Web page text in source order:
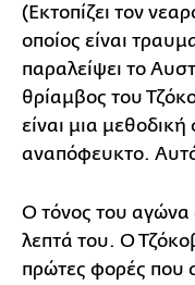
(Εκτοπίζει τον
οποίος είναι
παραλείψει το
θρίαμβος του
είναι μια
αναπόφευκτο.
Ο τόνος του αγώνα
λεπτά του. Ο
πρώτες φορές που